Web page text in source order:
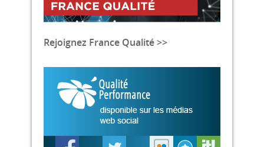
Rejoignez France Qualité >>